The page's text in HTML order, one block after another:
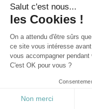
Location de vacances Valais
Location de vacances Vaud
Location de vacances Zoug
Location de vacances Zurich
Qui sommes nous ? |
Campings Hôtels
Salut c'est nous...
les Cookies !
On a attendu d'être sûrs
ce site vous intéresse
vous accompagner
C'est OK pour vous ?
Non merci